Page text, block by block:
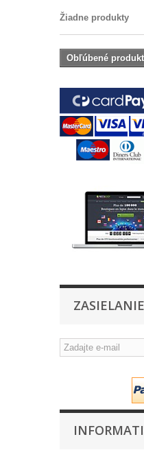
Žiadne produkty
Obľúbené